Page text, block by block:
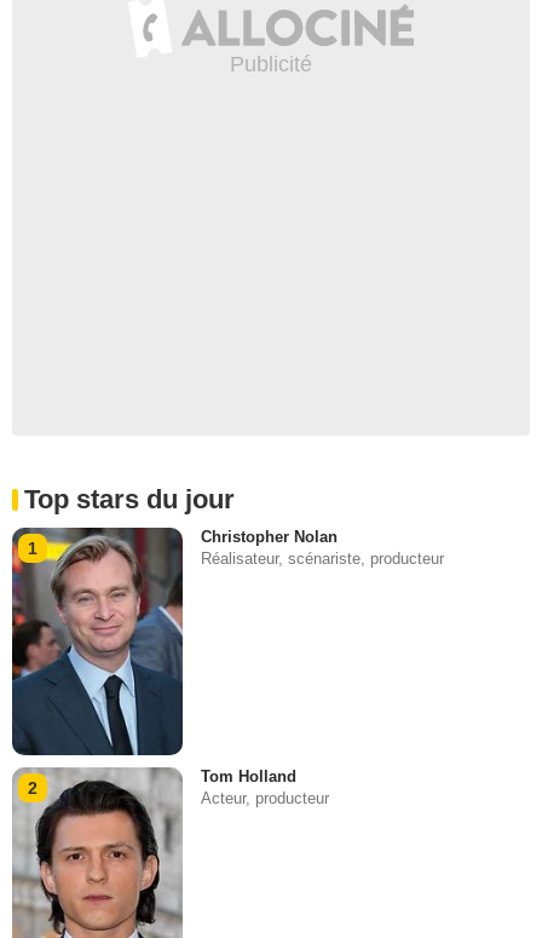
Top stars du jour
1
Christopher Nolan
Réalisateur, scénariste, producteur
2
Tom Holland
Acteur, producteur